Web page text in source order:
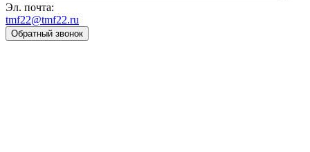
Эл. почта:
tmf22@tmf22.ru
Обратный звонок